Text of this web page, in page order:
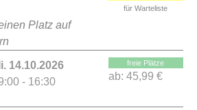
Platz auf
für Warteliste
14.10.2026
- 16:30
freie Plätze
ab: 45,99 €